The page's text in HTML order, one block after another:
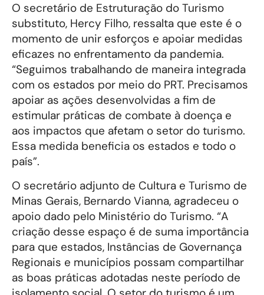
O secretário de Estruturação do Turismo
substituto, Hercy Filho, ressalta que este é o
momento de unir esforços e apoiar medidas
eficazes no enfrentamento da pandemia.
“Seguimos trabalhando de maneira integrada
com os estados por meio do PRT. Precisamos
apoiar as ações desenvolvidas a fim de
estimular práticas de combate à doença e
aos impactos que afetam o setor do turismo.
Essa medida beneficia os estados e todo o
país”.
O secretário adjunto de Cultura e Turismo de
Minas Gerais, Bernardo Vianna, agradeceu o
apoio dado pelo Ministério do Turismo. “A
criação desse espaço é de suma importância
para que estados, Instâncias de Governança
Regionais e municípios possam compartilhar
as boas práticas adotadas neste período de